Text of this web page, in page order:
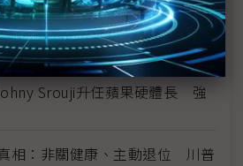
將 iPhone鏡頭、Vision Pro、
Srouji升任蘋果硬體長 強
相：非關健康、主動退位 川普